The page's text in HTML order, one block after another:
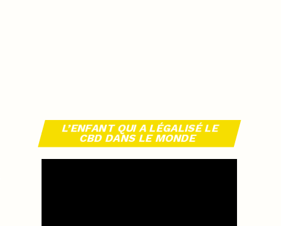
L’ENFANT QUI A LÉGALISÉ LE
CBD DANS LE MONDE